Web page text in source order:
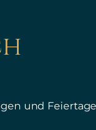
und